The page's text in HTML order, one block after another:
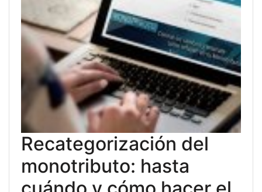
Recategorización del
monotributo: hasta